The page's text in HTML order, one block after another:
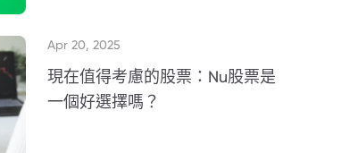
Apr 20, 2025
現在值得考慮的股票：Nu股票是
一個好選擇嗎？